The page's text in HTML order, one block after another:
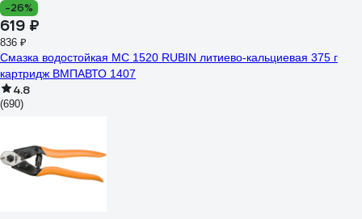
-26%
619 ₽
836 ₽
Смазка водостойкая МС 1520 RUBIN литиево-кальциевая 375 г
картридж ВМПАВТО 1407
4.8
(690)